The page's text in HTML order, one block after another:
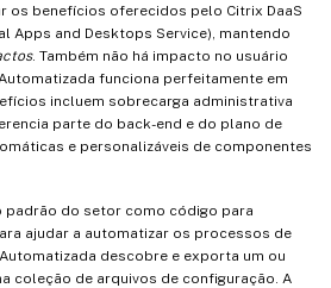
os benefícios oferecidos pelo Citrix DaaS
Apps and Desktops Service), mantendo
. Também não há impacto no usuário
funciona perfeitamente em
incluem sobrecarga administrativa
parte do back-end e do plano de
e personalizáveis de componentes
padrão do setor como código para
ajudar a automatizar os processos de
descobre e exporta um ou
coleção de arquivos de configuração. A